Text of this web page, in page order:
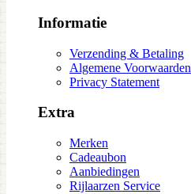
Informatie
Verzending & Betaling
Algemene Voorwaarden
Privacy Statement
Extra
Merken
Cadeaubon
Aanbiedingen
Rijlaarzen Service